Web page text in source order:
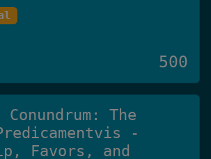
500
Conundrum: The
-
Favors, and